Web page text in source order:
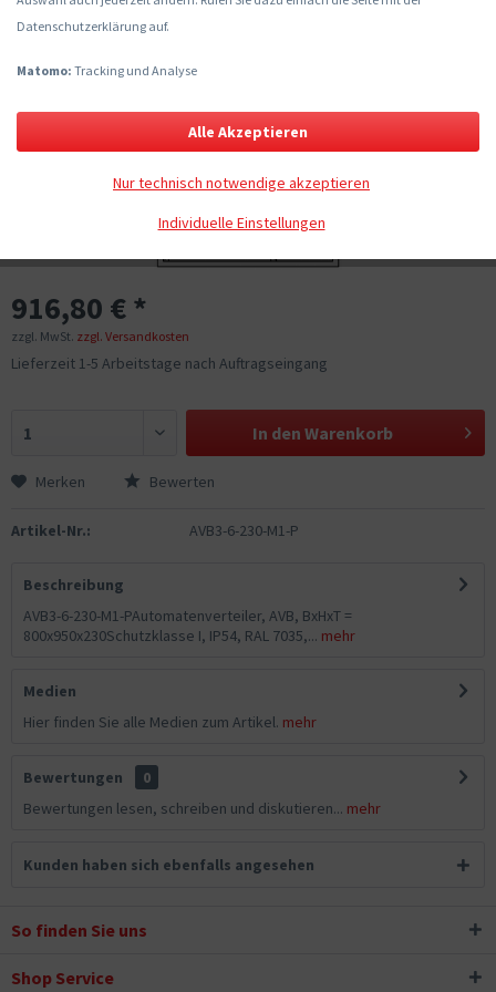
916,80 € *
zzgl. MwSt. zzgl. Versandkosten
Lieferzeit 1-5 Arbeitstage nach Auftragseingang
In den Warenkorb
Merken Bewerten
Artikel-Nr.: AVB3-6-230-M1-P
Beschreibung
AVB3-6-230-M1-PAutomatenverteiler, AVB, BxHxT =
800x950x230Schutzklasse I, IP54, RAL 7035,... mehr
Medien
Hier finden Sie alle Medien zum Artikel. mehr
Bewertungen
0
Bewertungen lesen, schreiben und diskutieren... mehr
Kunden haben sich ebenfalls angesehen
So finden Sie uns
Shop Service
Datenschutzerklärung auf.
Matomo: Tracking und Analyse
Individuelle Einstellungen
Nur technisch notwendige akzeptieren
Alle Akzeptieren